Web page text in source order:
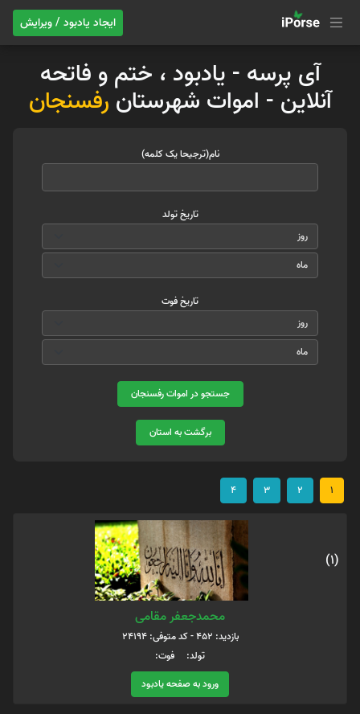
ایجاد یادبود / ویرایش
آی پرسه - یادبود ، ختم و فاتحه
آنلاین - اموات شهرستانرفسنجان
نام(ترجیحا یک کلمه)
تاریخ تولد
تاریخ فوت
جستجو در اموات رفسنجان
برگشت به استان
1
2
3
4
(1)
محمدجعفر مقامی
بازدید: 452 - کد متوفی: 24194
تولد: فوت:
ورود به صفحه یادبود